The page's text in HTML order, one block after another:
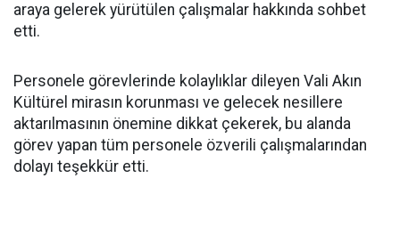
araya gelerek yürütülen çalışmalar hakkında sohbet
etti.
Personele görevlerinde kolaylıklar dileyen Vali Akın
Kültürel mirasın korunması ve gelecek nesillere
aktarılmasının önemine dikkat çekerek, bu alanda
görev yapan tüm personele özverili çalışmalarından
dolayı teşekkür etti.